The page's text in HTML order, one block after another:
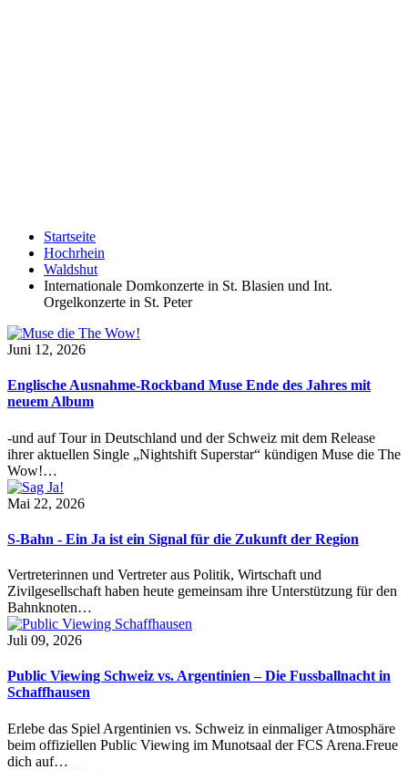
Startseite
Hochrhein
Waldshut
Internationale Domkonzerte in St. Blasien und Int.
Orgelkonzerte in St. Peter
Juni 12, 2026
Englische Ausnahme-Rockband Muse Ende des Jahres mit
neuem Album
-und auf Tour in Deutschland und der Schweiz mit dem Release
ihrer aktuellen Single „Nightshift Superstar“ kündigen Muse die The
Wow!…
Mai 22, 2026
S-Bahn - Ein Ja ist ein Signal für die Zukunft der Region
Vertreterinnen und Vertreter aus Politik, Wirtschaft und
Zivilgesellschaft haben heute gemeinsam ihre Unterstützung für den
Bahnknoten…
Juli 09, 2026
Public Viewing Schweiz vs. Argentinien – Die Fussballnacht in
Schaffhausen
Erlebe das Spiel Argentinien vs. Schweiz in einmaliger Atmosphäre
beim offiziellen Public Viewing im Munotsaal der FCS Arena.Freue
dich auf…